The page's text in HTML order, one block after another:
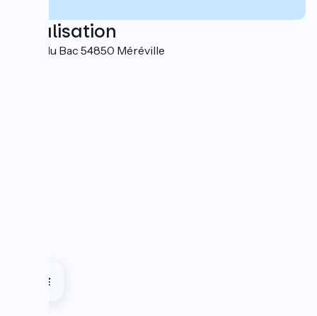
Localisation
12 rue du Bac 54850 Méréville